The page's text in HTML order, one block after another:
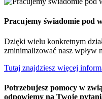
Pracujemy świadomie pod
Dzięki wielu konkretnym
zminimalizować nasz wpływ
Tutaj znajdziesz więcej
Potrzebujesz pomocy w
odpowiemy na Twoje